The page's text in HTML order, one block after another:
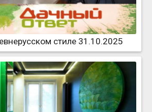
стиле 31.10.2025